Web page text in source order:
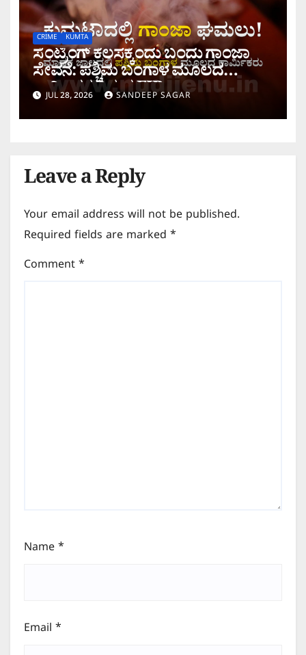
CRIME KUMTA
ಸೆಂಟ್ರಿಂಗ್ ಕೆಲಸಕ್ಕೆಂದು ಬಂದು ಗಾಂಜಾ
ಸೇವನೆ: ಪಶ್ಚಿಮ ಬಂಗಾಳ ಮೂಲದ
ಕಾರ್ಮಿಕರ ವಿರುದ್ಧ FIR
JUL 28, 2026 SANDEEP SAGAR
Leave a Reply
Your email address will not be published.
Required fields are marked *
Comment *
Name *
Email *